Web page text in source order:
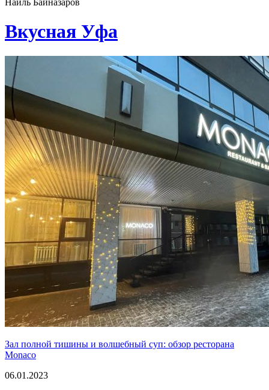
Наиль Байназаров
Вкусная Уфа
Зал полной тишины и волшебный суп: обзор ресторана
Monaco
06.01.2023